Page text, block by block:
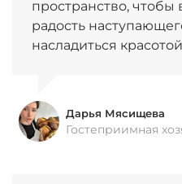
пространство, чтобы
радость
насладиться
Дарья Мясищева
Гостеприимная